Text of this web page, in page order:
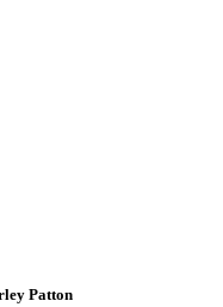
Patton